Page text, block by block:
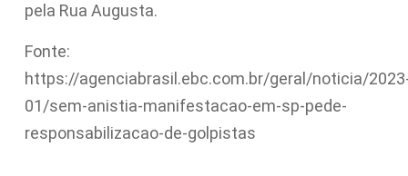
pela Rua Augusta.
Fonte:
https://agenciabrasil.ebc.com.br/geral/noticia/
01/sem-anistia-manifestacao-em-sp-pede-
responsabilizacao-de-golpistas